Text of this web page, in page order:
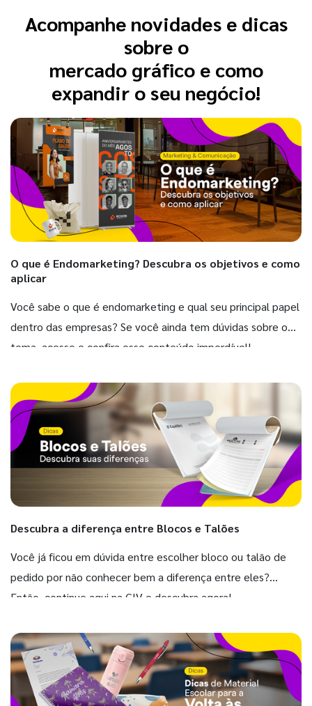
Acompanhe novidades e dicas
sobre o
mercado gráfico e como
expandir o seu negócio!
O que é Endomarketing? Descubra os objetivos e como
aplicar
Você sabe o que é endomarketing e qual seu principal papel
dentro das empresas? Se você ainda tem dúvidas sobre o
tema, acesse e confira esse conteúdo imperdível!
Descubra a diferença entre Blocos e Talões
Você já ficou em dúvida entre escolher bloco ou talão de
pedido por não conhecer bem a diferença entre eles?
Então, continue aqui na GIV e descubra agora!